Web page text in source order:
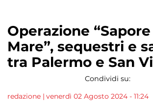
Operazione
Mare”, sequestri e
tra Palermo e San
Condividi su:
redazione | venerdì 02 Agosto 2024 - 11:24